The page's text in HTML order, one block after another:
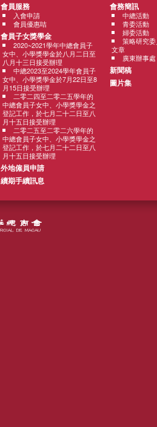
會員服務
入會申請
會員優惠咭
會員子女獎學金
2020~2021學年中總會員子
女中、小學獎學金於八月二日至
八月十三日接受辦理
中總2023至2024學年會員子
女中、小學獎學金於7月22日至8
月15日接受辦理
二零二四至二零二五學年的
中總會員子女中、小學獎學金之
登記工作，於七月二十二日至八
月十五日接受辦理
二零二五至二零二六學年的
中總會員子女中、小學獎學金之
登記工作，於七月二十二日至八
月十五日接受辦理
外地僱員申請
續期手續訊息
會務簡訊
中總活動
青委活動
婦委活動
策略研究
文章
廣東辦事處
新聞稿
圖片集